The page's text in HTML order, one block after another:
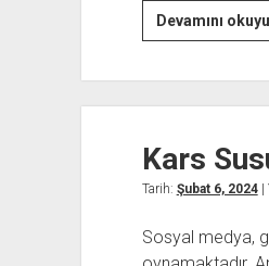
Devamını
Kars
Tarih: Şubat 6, 2024|
Sosyal medya,